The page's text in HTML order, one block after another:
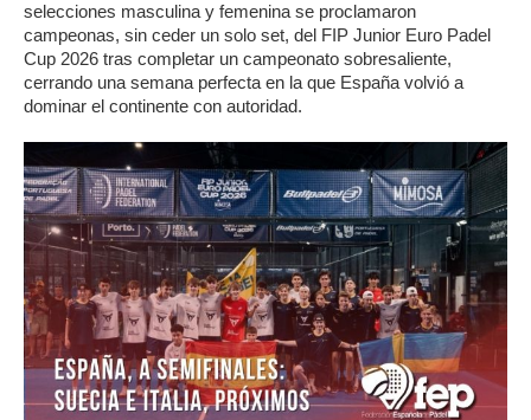
selecciones masculina y femenina se proclamaron
campeonas, sin ceder un solo set, del FIP Junior Euro Padel
Cup 2026 tras completar un campeonato sobresaliente,
cerrando una semana perfecta en la que España volvió a
dominar el continente con autoridad.